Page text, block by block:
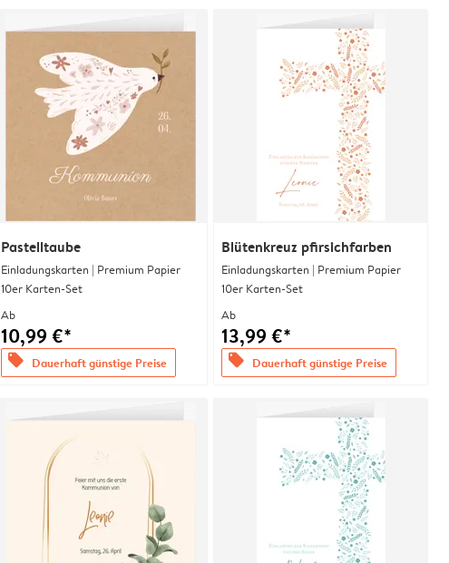
Pastelltaube
Einladungskarten | Premium Papier
10er Karten-Set
Ab
10,99 €*
offers Dauerhaft günstige Preise
Blütenkreuz pfirsichfarben
Einladungskarten | Premium Papier
10er Karten-Set
Ab
13,99 €*
offers Dauerhaft günstige Preise